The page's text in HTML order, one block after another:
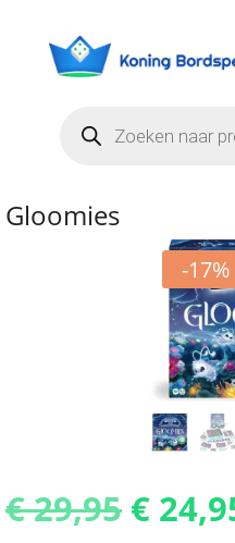
zoeken
Gloomies
-17%
€29,95
prijs
€